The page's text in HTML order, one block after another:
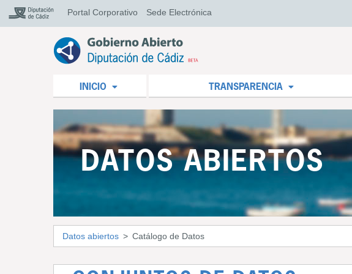
Portal Corporativo Sede Electrónica
INICIO TRANSPARENCIA
DATOS ABIERTOS
Datos abiertos Catálogo de Datos